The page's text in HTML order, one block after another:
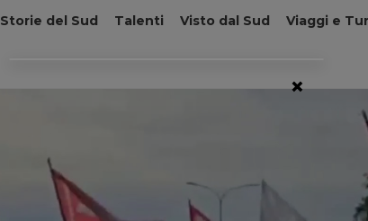
Storie del Sud Talenti Visto dal Sud Viaggi e
×